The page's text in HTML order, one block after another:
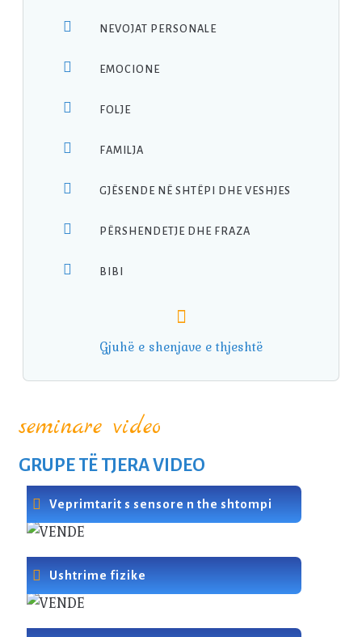
NEVOJAT PERSONALE
EMOCIONE
FOLJE
FAMILJA
GJËSENDE NË SHTËPI DHE VESHJES
PËRSHENDETJE DHE FRAZA
BIBI
Gjuhë e shenjave e thjeshtë
seminare video
GRUPE TË TJERA VIDEO
Veprimtarit s sensore n the shtompi
Ushtrime fizike